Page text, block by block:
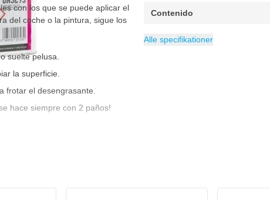
con los que se puede aplicar el
del coche o la pintura, sigue los
suelte pelusa.
la superficie.
frotar el desengrasante.
hace siempre con 2 paños!
Contenido
Cobertura mínima m²
Cobertura máxima m²
Peso 5 kg
Categoría
Alle specifikationer